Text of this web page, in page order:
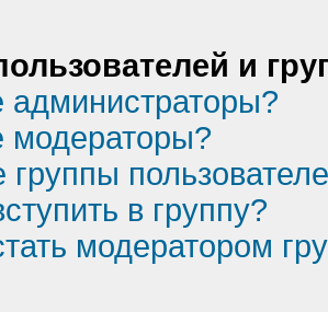
и
администраторы?
модераторы?
группы
в группу?
модератором